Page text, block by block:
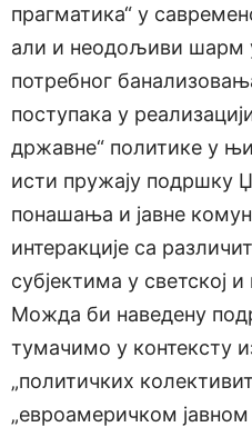
прагматика“ у
али и неодољиви шарм
потребног
поступака у
државне“ политике у
исти пружају подршку
понашања и јавне
интеракције са
субјектима у светској
Можда би наведену
тумачимо у контексту
„политичких
„евроамеричком јавном